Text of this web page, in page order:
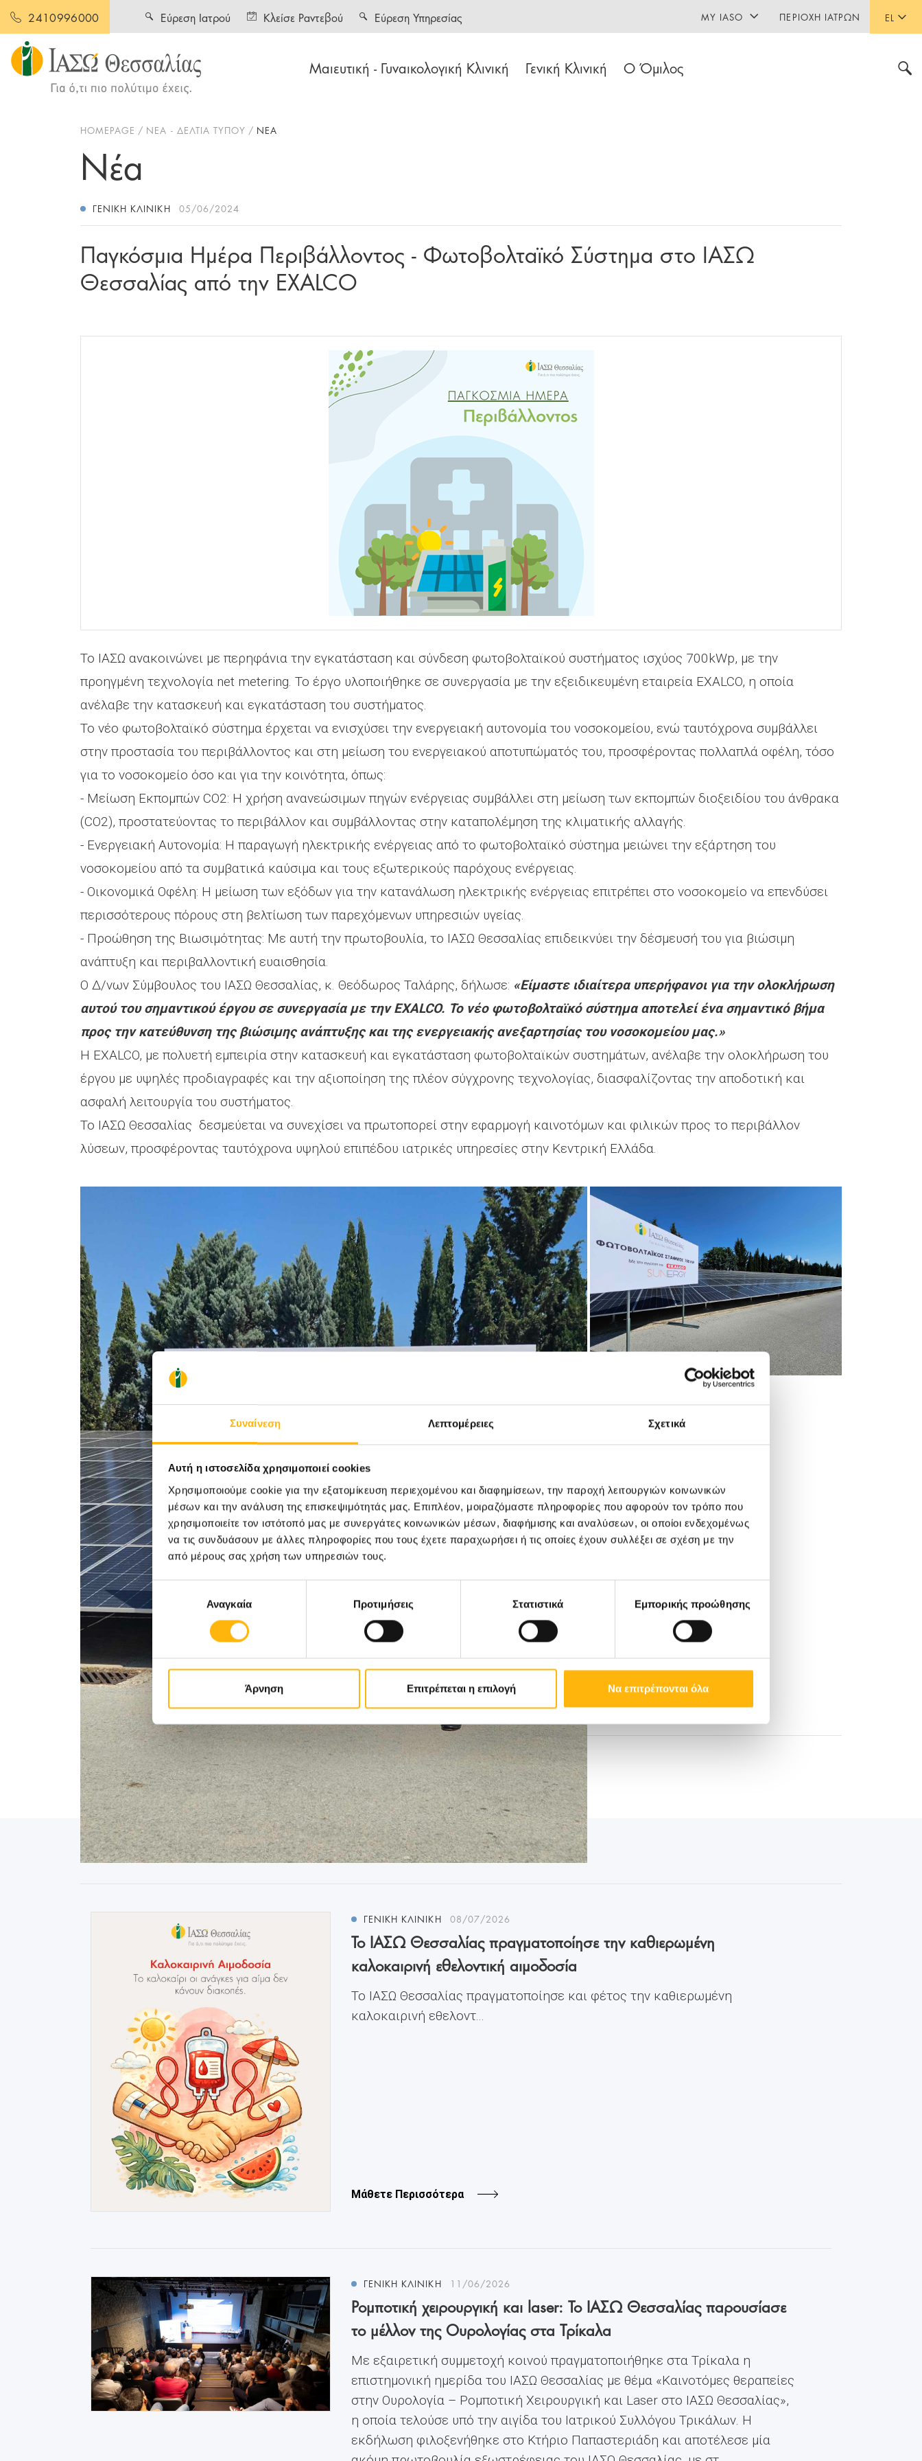
Συναίνεση Λεπτομέρειες Σχετικά
Αυτή η ιστοσελίδα χρησιμοποιεί cookies
Χρησιμοποιούμε cookie για την εξατομίκευση περιεχομένου και διαφημίσεων, την παροχή λειτουργιών κοινωνικών
μέσων και την ανάλυση της επισκεψιμότητάς μας. Επιπλέον, μοιραζόμαστε πληροφορίες που αφορούν τον τρόπο που
χρησιμοποιείτε τον ιστότοπό μας με συνεργάτες κοινωνικών μέσων, διαφήμισης και αναλύσεων, οι οποίοι ενδεχομένως
να τις συνδυάσουν με άλλες πληροφορίες που τους έχετε παραχωρήσει ή τις οποίες έχουν συλλέξει σε σχέση με την
από μέρους σας χρήση των υπηρεσιών τους.
Επιλογή
συγκατάθεσηςΑναγκαία Προτιμήσεις Στατιστικά Εμπορικής προώθησης
Άρνηση Επιτρέπεται η επιλογή Να επιτρέπονται όλα
2410996000 EL
Μαιευτική - Γυναικολογική Κλινική Γενική Κλινική Ο Όμιλος
Εύρεση Ιατρού Κλείσε Ραντεβού Εύρεση Υπηρεσίας MY IASO ΠΕΡΙΟΧΉ ΙΑΤΡΏΝ
HOMEPAGE ΝΕΑ - ΔΕΛΤΙΑ ΤΥΠΟΥ ΝΕΑ
Νέα
ΓΕΝΙΚΉ ΚΛΙΝΙΚΉ 05/06/2024
Παγκόσμια Ημέρα Περιβάλλοντος - Φωτοβολταϊκό Σύστημα στο ΙΑΣΩ
Θεσσαλίας από την EXALCO
Το ΙΑΣΩ ανακοινώνει με περηφάνια την εγκατάσταση και σύνδεση φωτοβολταϊκού συστήματος ισχύος 700kWp, με την
προηγμένη τεχνολογία net metering. Το έργο υλοποιήθηκε σε συνεργασία με την εξειδικευμένη εταιρεία EXALCO, η οποία
ανέλαβε την κατασκευή και εγκατάσταση του συστήματος.
Το νέο φωτοβολταϊκό σύστημα έρχεται να ενισχύσει την ενεργειακή αυτονομία του νοσοκομείου, ενώ ταυτόχρονα συμβάλλει
στην προστασία του περιβάλλοντος και στη μείωση του ενεργειακού αποτυπώματός του, προσφέροντας πολλαπλά οφέλη, τόσο
για το νοσοκομείο όσο και για την κοινότητα, όπως:
- Μείωση Εκπομπών CO2: Η χρήση ανανεώσιμων πηγών ενέργειας συμβάλλει στη μείωση των εκπομπών διοξειδίου του άνθρακα
(CO2), προστατεύοντας το περιβάλλον και συμβάλλοντας στην καταπολέμηση της κλιματικής αλλαγής.
- Ενεργειακή Αυτονομία: Η παραγωγή ηλεκτρικής ενέργειας από το φωτοβολταϊκό σύστημα μειώνει την εξάρτηση του
νοσοκομείου από τα συμβατικά καύσιμα και τους εξωτερικούς παρόχους ενέργειας.
- Οικονομικά Οφέλη: Η μείωση των εξόδων για την κατανάλωση ηλεκτρικής ενέργειας επιτρέπει στο νοσοκομείο να επενδύσει
περισσότερους πόρους στη βελτίωση των παρεχόμενων υπηρεσιών υγείας.
- Προώθηση της Βιωσιμότητας: Με αυτή την πρωτοβουλία, το ΙΑΣΩ Θεσσαλίας επιδεικνύει την δέσμευσή του για βιώσιμη
ανάπτυξη και περιβαλλοντική ευαισθησία.
Ο Δ/νων Σύμβουλος του ΙΑΣΩ Θεσσαλίας, κ. Θεόδωρος Ταλάρης, δήλωσε: «Είμαστε ιδιαίτερα υπερήφανοι για την ολοκλήρωση
αυτού του σημαντικού έργου σε συνεργασία με την EXALCO. Το νέο φωτοβολταϊκό σύστημα αποτελεί ένα σημαντικό βήμα
προς την κατεύθυνση της βιώσιμης ανάπτυξης και της ενεργειακής ανεξαρτησίας του νοσοκομείου μας.»
Η EXALCO, με πολυετή εμπειρία στην κατασκευή και εγκατάσταση φωτοβολταϊκών συστημάτων, ανέλαβε την ολοκλήρωση του
έργου με υψηλές προδιαγραφές και την αξιοποίηση της πλέον σύγχρονης τεχνολογίας, διασφαλίζοντας την αποδοτική και
ασφαλή λειτουργία του συστήματος.
Το ΙΑΣΩ Θεσσαλίας δεσμεύεται να συνεχίσει να πρωτοπορεί στην εφαρμογή καινοτόμων και φιλικών προς το περιβάλλον
λύσεων, προσφέροντας ταυτόχρονα υψηλού επιπέδου ιατρικές υπηρεσίες στην Κεντρική Ελλάδα.
ΔΕΙΤΕ ΕΠΙΣΗΣ:
ΓΕΝΙΚΗ ΚΛΙΝΙΚΗ 08/07/2026
Το ΙΑΣΩ Θεσσαλίας πραγματοποίησε την καθιερωμένη
καλοκαιρινή εθελοντική αιμοδοσία
Το ΙΑΣΩ Θεσσαλίας πραγματοποίησε και φέτος την καθιερωμένη
καλοκαιρινή εθελοντ...
Μάθετε Περισσότερα
ΓΕΝΙΚΗ ΚΛΙΝΙΚΗ 11/06/2026
Ρομποτική χειρουργική και laser: Το ΙΑΣΩ Θεσσαλίας παρουσίασε
το μέλλον της Ουρολογίας στα Τρίκαλα
Με εξαιρετική συμμετοχή κοινού πραγματοποιήθηκε στα Τρίκαλα η
επιστημονική ημερίδα του ΙΑΣΩ Θεσσαλίας με θέμα «Καινοτόμες θεραπείες
στην Ουρολογία – Ρομποτική Χειρουργική και Laser στο ΙΑΣΩ Θεσσαλίας»,
η οποία τελούσε υπό την αιγίδα του Ιατρικού Συλλόγου Τρικάλων. Η
εκδήλωση φιλοξενήθηκε στο Κτήριο Παπαστεριάδη και αποτέλεσε μία